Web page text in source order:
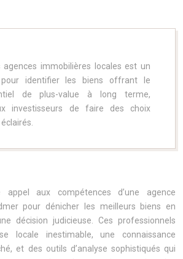
agences immobilières locales est un
identifier les biens offrant le
de plus-value à long terme,
investisseurs de faire des choix
appel aux compétences d’une agence
pour dénicher les meilleurs biens en
décision judicieuse. Ces professionnels
locale inestimable, une connaissance
et des outils d’analyse sophistiqués qui